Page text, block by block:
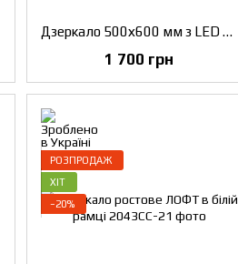
Дзеркало 500х600 мм з LED підсвічуванням
1 700 грн
РОЗПРОДАЖ
ХІТ
−20%